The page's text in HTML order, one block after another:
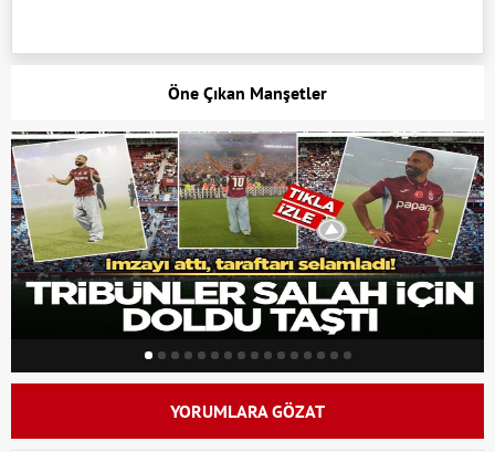
Öne Çıkan Manşetler
YORUMLARA GÖZAT